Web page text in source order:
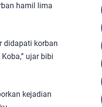
hamil lima
didapati korban
ujar bibi
kejadian